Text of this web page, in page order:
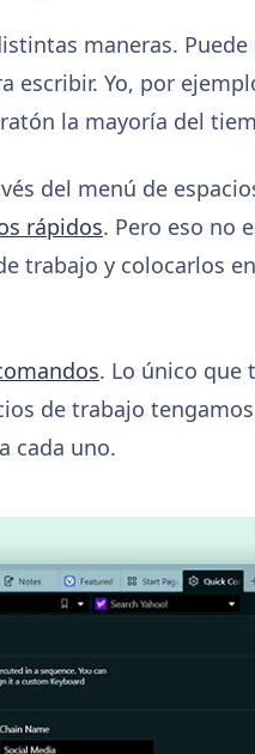
maneras.
Yo, por
la mayoría del
del menú de
rápidos. Pero eso no
trabajo y colocarlos
. Lo único que
de trabajo
cada uno.